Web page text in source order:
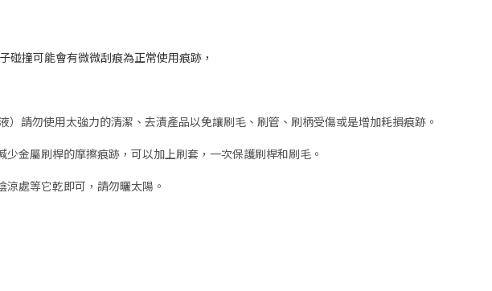
碰撞可能會有微微刮痕為正常使用痕跡，
請勿使用太強力的清潔、去漬產品以免讓刷毛、刷管、刷柄受傷或是增加耗損痕跡。
少金屬刷桿的摩擦痕跡，可以加上刷套，一次保護刷桿和刷毛。
處等它乾即可，請勿曬太陽。